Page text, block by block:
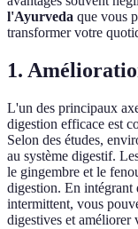
l'Ayurveda que vous
transformer votre
1.
L'un des principaux
digestion efficace est
Selon des études,
au système digestif.
le gingembre et le
digestion. En intégrant
intermittent, vous
digestives et améliorer